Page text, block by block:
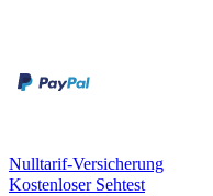
Nulltarif-Versicherung
Kostenloser Sehtest